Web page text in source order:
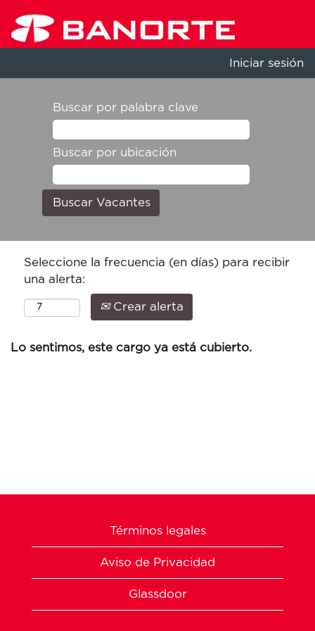
Iniciar sesión
Buscar por palabra clave
Buscar por ubicación
Seleccione la frecuencia (en días) para recibir
una alerta:
Crear alerta
Lo sentimos, este cargo ya está cubierto.
Términos legales
Aviso de Privacidad
Glassdoor